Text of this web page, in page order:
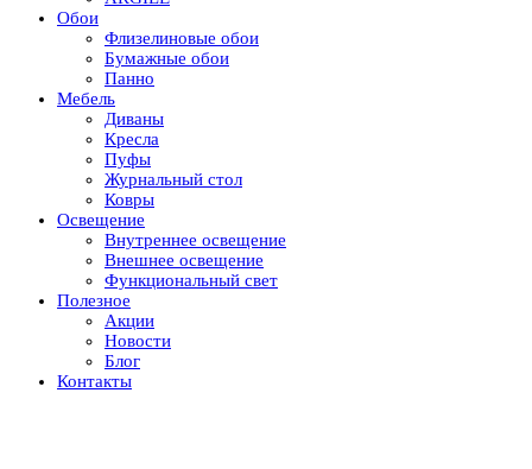
Обои
Флизелиновые обои
Бумажные обои
Панно
Мебель
Диваны
Кресла
Пуфы
Журнальный стол
Ковры
Освещение
Внутреннее освещение
Внешнее освещение
Функциональный свет
Полезное
Акции
Новости
Блог
Контакты